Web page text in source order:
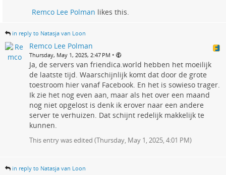
Remco Lee Polman likes this.
in reply to Natasja van Loon
Remco Lee Polman
Thursday, May 1, 2025, 2:47 PM •
Ja, de servers van friendica.world hebben het moeilijk
de laatste tijd. Waarschijnlijk komt dat door de grote
toestroom hier vanaf Facebook. En het is sowieso trager.
Ik zie het nog even aan, maar als het over een maand
nog niet opgelost is denk ik erover naar een andere
server te verhuizen. Dat schijnt redelijk makkelijk te
kunnen.
This entry was edited (Thursday, May 1, 2025, 4:01 PM)
in reply to Natasja van Loon